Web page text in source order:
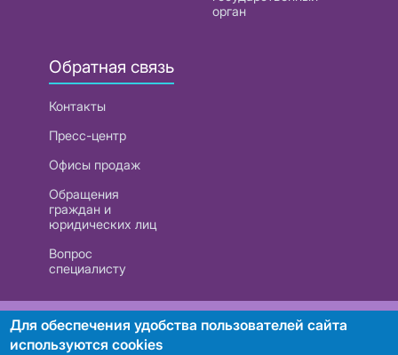
орган
Обратная связь
Контакты
Пресс-центр
Офисы продаж
Обращения
граждан и
юридических лиц
Вопрос
специалисту
РУП «Белтелеком». УНП 101007741
Для обеспечения удобства пользователей сайта
используются cookies